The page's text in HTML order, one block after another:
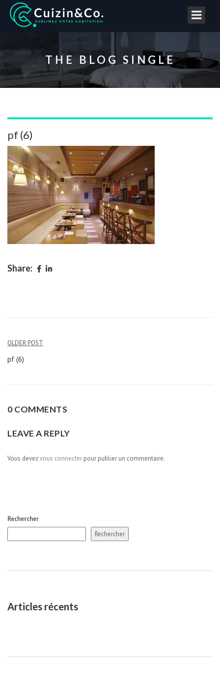
THE BLOG SINGLE
pf (6)
Share:
Navigation
de
l’article
OLDER POST
pf (6)
0 COMMENTS
LEAVE A REPLY
Vous devezvous connecter pour publier un commentaire.
Rechercher
Rechercher
Articles récents